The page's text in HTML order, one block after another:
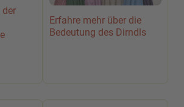
der
Erfahre mehr über die
Bedeutung des Dirndls